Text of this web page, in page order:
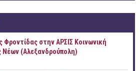
Φροντίδας στην ΑΡΣΙΣ Κοινωνική
Νέων (Αλεξανδρούπολη)